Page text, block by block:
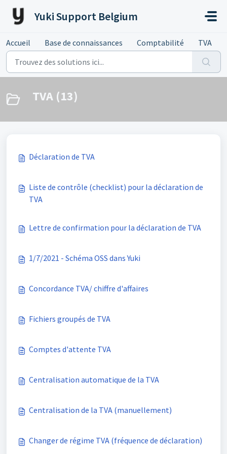
Yuki Support Belgium
Accueil Base de connaissances Comptabilité TVA
TVA (13)
Déclaration de TVA
Liste de contrôle (checklist) pour la déclaration de
TVA
Lettre de confirmation pour la déclaration de TVA
1/7/2021 - Schéma OSS dans Yuki
Concordance TVA/ chiffre d'affaires
Fichiers groupés de TVA
Comptes d'attente TVA
Centralisation automatique de la TVA
Centralisation de la TVA (manuellement)
Changer de régime TVA (fréquence de déclaration)